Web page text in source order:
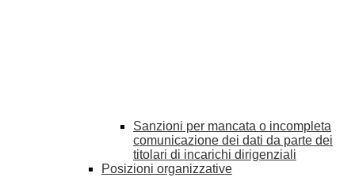
Sanzioni per mancata o incompleta
comunicazione dei dati da parte dei
titolari di incarichi dirigenziali
Posizioni organizzative